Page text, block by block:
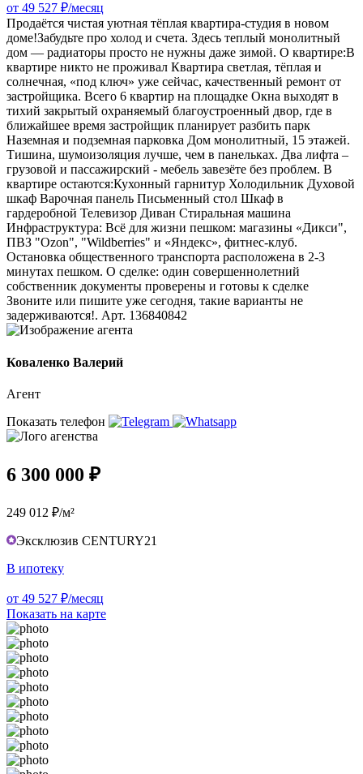
от 49 527 ₽/месяц
Продаётся чистая уютная тёплая квартира-студия в новом
доме!Забудьте про холод и счета. Здесь теплый монолитный
дом — радиаторы просто не нужны даже зимой. О квартире:В
квартире никто не проживал Квартира светлая, тёплая и
солнечная, «под ключ» уже сейчас, качественный ремонт от
застройщика. Всего 6 квартир на площадке Окна выходят в
тихий закрытый охраняемый благоустроенный двор, где в
ближайшее время застройщик планирует разбить парк
Наземная и подземная парковка Дом монолитный, 15 этажей.
Тишина, шумоизоляция лучше, чем в панельках. Два лифта –
грузовой и пассажирский - мебель завезёте без проблем. В
квартире остаются:Кухонный гарнитур Холодильник Духовой
шкаф Варочная панель Письменный стол Шкаф в
гардеробной Телевизор Диван Стиральная машина
Инфраструктура: Всё для жизни пешком: магазины «Дикси",
ПВЗ "Ozon", "Wildberries" и «Яндекс», фитнес-клуб.
Остановка общественного транспорта расположена в 2-3
минутах пешком. О сделке: один совершеннолетний
собственник документы проверены и готовы к сделке
Звоните или пишите уже сегодня, такие варианты не
задерживаются!. Арт. 136840842
Коваленко Валерий
Агент
Показать телефон
6 300 000 ₽
249 012 ₽/м²
Эксклюзив CENTURY21
В ипотеку
от 49 527 ₽/месяц
Показать на карте